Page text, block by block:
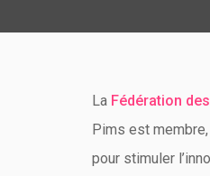
La Fédération
Pims est
pour stimuler